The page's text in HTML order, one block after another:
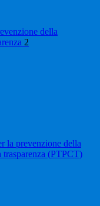
della
2
la prevenzione della
trasparenza (PTPCT)